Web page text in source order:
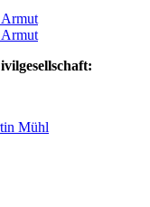
Mühl